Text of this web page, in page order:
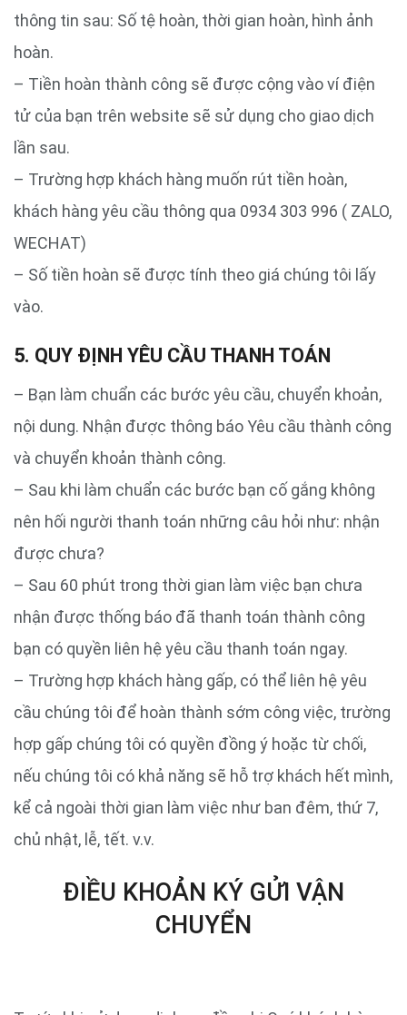
thông tin sau: Số tệ hoàn, thời gian hoàn, hình ảnh
hoàn.
– Tiền hoàn thành công sẽ được cộng vào ví điện
tử của bạn trên website sẽ sử dụng cho giao dịch
lần sau.
– Trường hợp khách hàng muốn rút tiền hoàn,
khách hàng yêu cầu thông qua 0934 303 996 ( ZALO,
WECHAT)
– Số tiền hoàn sẽ được tính theo giá chúng tôi lấy
vào.
5. QUY ĐỊNH YÊU CẦU THANH TOÁN
– Bạn làm chuẩn các bước yêu cầu, chuyển khoản,
nội dung. Nhận được thông báo Yêu cầu thành công
và chuyển khoản thành công.
– Sau khi làm chuẩn các bước bạn cố gắng không
nên hối người thanh toán những câu hỏi như: nhận
được chưa?
– Sau 60 phút trong thời gian làm việc bạn chưa
nhận được thống báo đã thanh toán thành công
bạn có quyền liên hệ yêu cầu thanh toán ngay.
– Trường hợp khách hàng gấp, có thể liên hệ yêu
cầu chúng tôi để hoàn thành sớm công việc, trường
hợp gấp chúng tôi có quyền đồng ý hoặc từ chối,
nếu chúng tôi có khả năng sẽ hỗ trợ khách hết mình,
kể cả ngoài thời gian làm việc như ban đêm, thứ 7,
chủ nhật, lễ, tết. v.v.
ĐIỀU KHOẢN KÝ GỬI VẬN
CHUYỂN